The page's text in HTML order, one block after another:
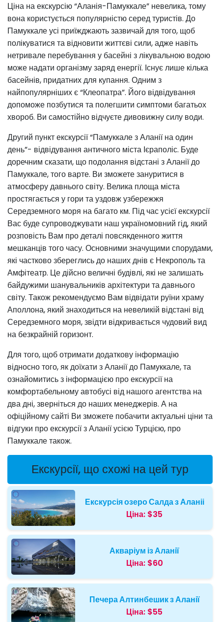
Ціна на екскурсію “Аланія-Памуккале” невелика, тому
вона користується популярністю серед туристів. До
Памуккале усі приїжджають зазвичай для того, щоб
полікуватися та відновити життєві сили, адже навіть
нетривале перебування у басейні з лікувальною водою
може надати організму заряд енергії. Існує лише кілька
басейнів, придатних для купання. Одним з
найпопулярніших є “Клеопатра”. Його відвідування
допоможе позбутися та полегшити симптоми багатьох
хвороб. Ви самостійно відчуєте дивовижну силу води.
Другий пункт екскурсії “Памуккале з Аланії на один
день”- відвідування античного міста Ієраполіс. Буде
доречним сказати, що подолання відстані з Аланії до
Памуккале, того варте. Ви зможете зануритися в
атмосферу давнього світу. Велика площа міста
простягається у гори та уздовж узбережжя
Середземного моря на багато км. Під час усієї екскурсії
Вас буде супроводжувати наш україномовний гід, який
розповість Вам про деталі повсякденного життя
мешканців того часу. Основними значущими спорудами,
які частково збереглись до наших днів є Некрополь та
Амфітеатр. Це дійсно величні будівлі, які не залишать
байдужими шанувальників архітектури та давнього
світу. Також рекомендуємо Вам відвідати руїни храму
Аполлона, який знаходиться на невеликій відстані від
Середземного моря, звідти відкривається чудовий вид
на безкрайній горизонт.
Для того, щоб отримати додаткову інформацію
відносно того, як доїхати з Аланії до Памуккале, та
ознайомитись з інформацією про екскурсії на
комфортабельному автобусі від нашого агентства на
два дні, зверніться до наших менеджерів. А на
офіційному сайті Ви зможете побачити актуальні ціни та
відгуки про екскурсії з Аланії усією Турцією, про
Памуккале також.
Екскурсії, що схожі на цей тур
Екскурсія озеро Салда з Аланіі
Ціна: $35
Акваріум із Аланії
Ціна: $60
Печера Алтинбешик з Аланії
Ціна: $55